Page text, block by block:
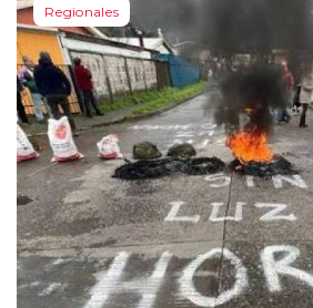
Regionales